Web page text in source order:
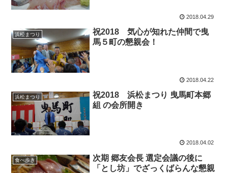
2018.04.29
浜松まつり
祝2018 気心が知れた仲間で曳
馬５町の懇親会！
2018.04.22
浜松まつり
祝2018 浜松まつり 曳馬町本郷
組 の会所開き
2018.04.02
食べ歩き
次期 郷友会長 選定会議の後に
「とし坊」でざっくばらんな懇親